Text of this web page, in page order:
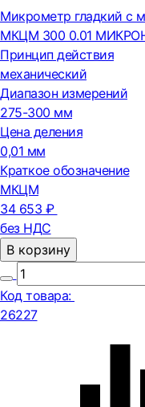
Микрометр гладкий с
МКЦМ 300 0.01
Принцип действия
механический
Диапазон измерений
275-300 мм
Цена деления
0,01 мм
Краткое обозначение
МКЦМ
34 653 ₽
без НДС
В корзину
Код товара:
26227